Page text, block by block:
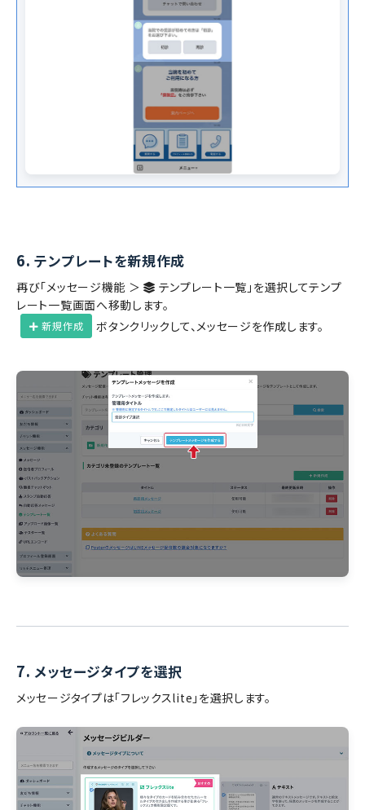
6. テンプレートを新規作成
再び「メッセージ機能 ＞
テンプレート一覧」を選択してテンプ
レート一覧画面へ移動します。
新規作成 ボタンクリックして、メッセージを作成します。
7. メッセージタイプを選択
メッセージタイプは「フレックスlite」を選択します。